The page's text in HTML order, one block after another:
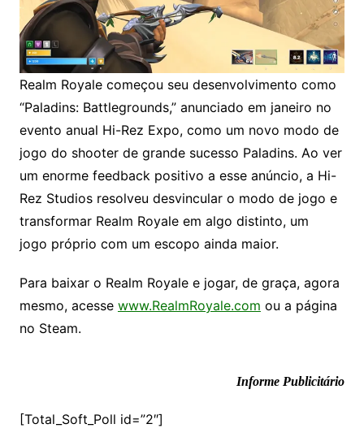
Realm Royale começou seu desenvolvimento como
“Paladins: Battlegrounds,” anunciado em janeiro no
evento anual Hi-Rez Expo, como um novo modo de
jogo do shooter de grande sucesso Paladins. Ao ver
um enorme feedback positivo a esse anúncio, a Hi-
Rez Studios resolveu desvincular o modo de jogo e
transformar Realm Royale em algo distinto, um
jogo próprio com um escopo ainda maior.
Para baixar o Realm Royale e jogar, de graça, agora
mesmo, acesse www.RealmRoyale.com ou a página
no Steam.
Informe Publicitário
[Total_Soft_Poll id=”2″]